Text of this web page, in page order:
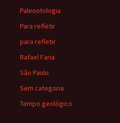
Paleontologia
Para refletir
para refletir
Rafael Faria
São Paulo
Sem categoria
Tempo geológico